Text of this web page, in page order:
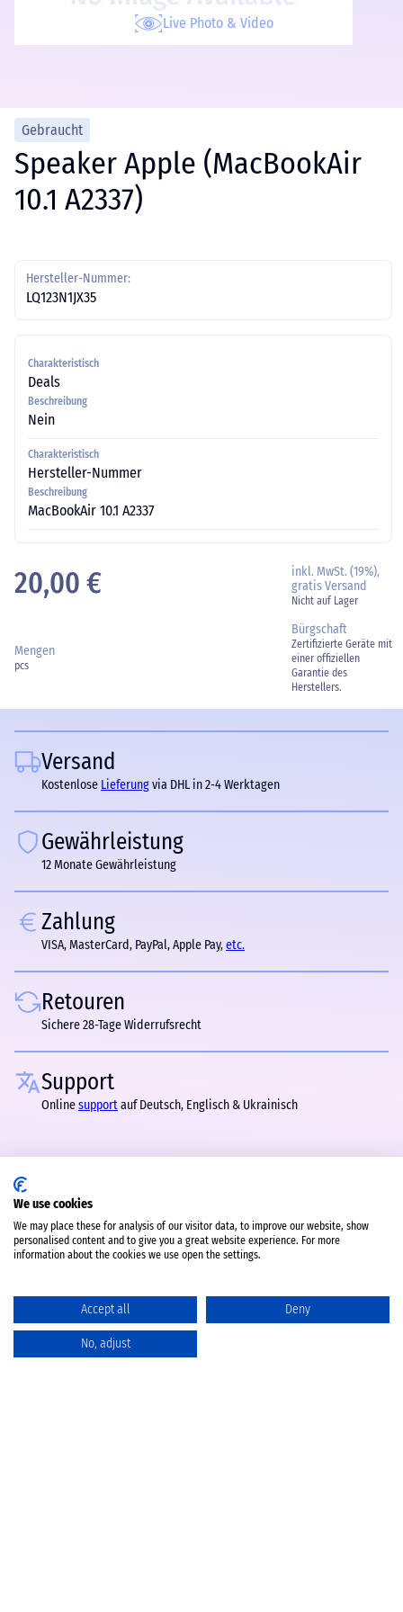
Live Photo & Video
Gebraucht
Speaker Apple (MacBookAir
10.1 A2337)
Hersteller-Nummer:
LQ123N1JX35
Charakteristisch
Deals
Beschreibung
Nein
Charakteristisch
Hersteller-Nummer
Beschreibung
MacBookAir 10.1 A2337
20,00 €
inkl. MwSt. (19%),
gratis Versand
Nicht auf Lager
Mengen
pcs
Bürgschaft
Zertifizierte Geräte mit
einer offiziellen
Garantie des
Herstellers.
Versand
Kostenlose Lieferungvia DHL in 2-4 Werktagen
Gewährleistung
12 Monate Gewährleistung
Zahlung
VISA, MasterCard, PayPal, Apple Pay,etc.
Retouren
Sichere 28-Tage Widerrufsrecht
Support
Onlinesupportauf Deutsch, Englisch & Ukrainisch
We use cookies
We may place these for analysis of our visitor data, to improve our website, show
personalised content and to give you a great website experience. For more
information about the cookies we use open the settings.
Accept all Deny
No, adjust